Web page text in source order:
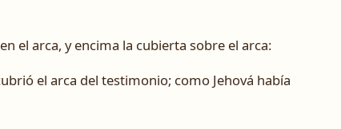
el arca, y encima la cubierta sobre el arca:
el arca del testimonio; como Jehová había